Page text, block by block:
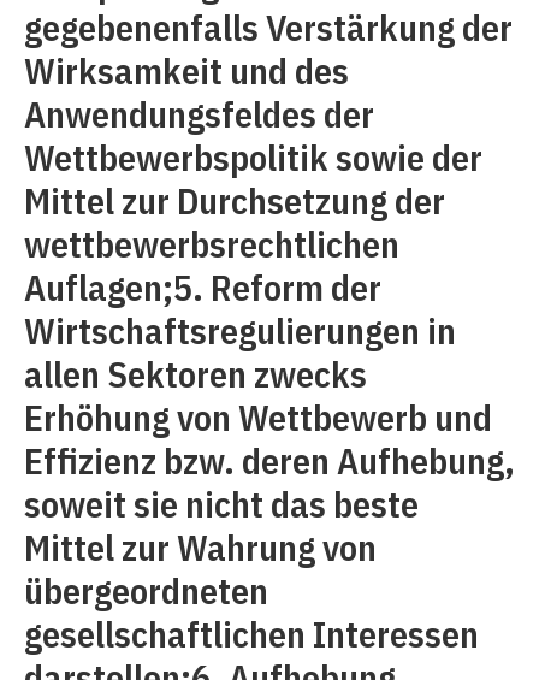
gegebenenfalls Verstärkung der
Wirksamkeit und des
Anwendungsfeldes der
Wettbewerbspolitik sowie der
Mittel zur Durchsetzung der
wettbewerbsrechtlichen
Auflagen;5. Reform der
Wirtschaftsregulierungen in
allen Sektoren zwecks
Erhöhung von Wettbewerb und
Effizienz bzw. deren Aufhebung,
soweit sie nicht das beste
Mittel zur Wahrung von
übergeordneten
gesellschaftlichen Interessen